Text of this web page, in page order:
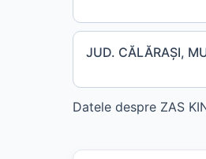
JUD. CĂLĂRAŞI,
Datele despre ZAS